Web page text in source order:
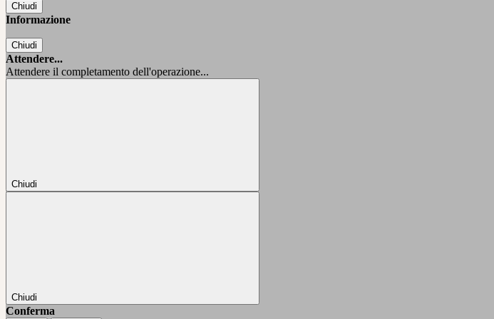
Chiudi
Informazione
Chiudi
Attendere...
Attendere il completamento dell'operazione...
Chiudi
Chiudi
Conferma